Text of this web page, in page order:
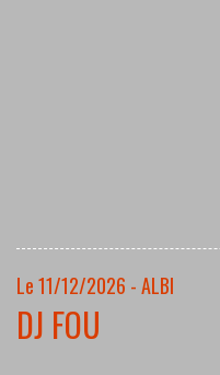
Le 11/12/2026 - ALBI
DJ FOU